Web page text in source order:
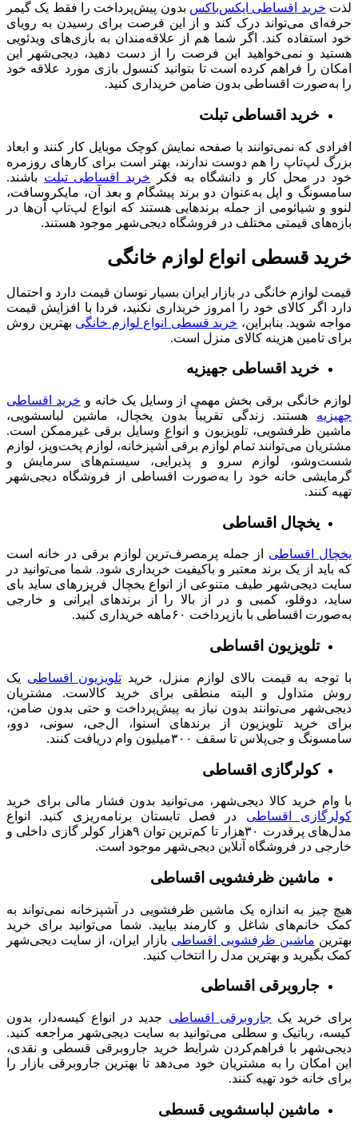
لذت خرید اقساطی ایکس‌باکس بدون پیش‌پرداخت را فقط یک گیمر
حرفه‌ای می‌تواند درک کند و از این فرصت برای رسیدن به رویای
خود استفاده کند. اگر شما هم از علاقه‌مندان به بازی‌های ویدئویی
هستید و نمی‌خواهید این فرصت را از دست دهید، دیجی‌شهر این
امکان را فراهم کرده است تا بتوانید کنسول بازی مورد علاقه خود
را به‌صورت اقساطی بدون ضامن خریداری کنید.
خرید اقساطی تبلت
افرادی که نمی‌توانند با صفحه نمایش کوچک موبایل کار کنند و ابعاد
بزرگ لپ‌تاپ را هم دوست ندارند، بهتر است برای کارهای روزمره
خود در محل کار و دانشگاه به فکر
خرید اقساطی تبلت باشند.
سامسونگ و اپل به‌عنوان دو برند پیشگام و بعد آن، مایکروسافت،
لنوو و شیائومی از جمله برندهایی هستند که انواع لپ‌تاپ آن‌ها در
بازه‌های قیمتی مختلف در فروشگاه دیجی‌شهر موجود هستند.
خرید قسطی انواع لوازم خانگی
قیمت لوازم خانگی در بازار ایران بسیار نوسان قیمت دارد و احتمال
دارد اگر کالای خود را امروز خریداری نکنید، فردا با افزایش قیمت
مواجه شوید. بنابراین، خرید قسطی انواع لوازم خانگی بهترین روش
برای تامین هزینه کالای منزل است.
خرید اقساطی جهیزیه
لوازم خانگی برقی بخش مهمی از وسایل یک خانه و خرید اقساطی
جهیزیه
هستند. زندگی تقریباً بدون یخچال، ماشین لباسشویی،
ماشین ظرفشویی، تلویزیون و انواع وسایل برقی غیرممکن است.
مشتریان می‌توانند تمام لوازم برقی آشپزخانه، لوازم پخت‌وپز، لوازم
شست‌وشو، لوازم سرو و پذیرایی، سیستم‌های سرمایش و
گرمایشی خانه خود را به‌صورت اقساطی از فروشگاه دیجی‌شهر
تهیه کنند.
یخچال اقساطی
یخچال اقساطی
از جمله پرمصرف‌ترین لوازم برقی در خانه است
که باید از یک برند معتبر و باکیفیت خریداری شود. شما می‌توانید در
سایت دیجی‌شهر طیف متنوعی از انواع یخچال‌ فریزرهای ساید بای
ساید، دوقلو، کمبی و در از بالا را از برندهای ایرانی و خارجی
به‌صورت اقساطی با بازپرداخت ۶۰ماهه خریداری کنید.
تلویزیون اقساطی
با توجه به قیمت بالای لوازم منزل، خرید تلویزیون اقساطی یک
روش متداول و البته منطقی برای خرید کالاست. مشتریان
دیجی‌شهر می‌توانند بدون نیاز به پیش‌پرداخت و حتی بدون ضامن،
برای خرید تلویزیون از برندهای اسنوا، ال‌جی، سونی، دوو،
سامسونگ و جی‌پلاس تا سقف ۳۰۰میلیون وام دریافت کنند.
کولرگازی اقساطی
با وام خرید کالا دیجی‌شهر، می‌توانید بدون فشار مالی برای خرید
کولرگازی اقساطی
در فصل تابستان برنامه‌ریزی کنید. انواع
مدل‌های پرقدرت ۳۰هزار تا کم‌ترین توان ۹هزار کولر گازی داخلی و
خارجی در فروشگاه آنلاین دیجی‌شهر موجود است.
ماشین ظرفشویی اقساطی
هیچ چیز به اندازه یک ماشین ظرفشویی در آشپزخانه نمی‌تواند به
کمک خانم‌های شاغل و کارمند بیایید. شما می‌توانید برای خرید
بهترین ماشین ظرفشویی اقساطی بازار ایران، از سایت دیجی‌شهر
کمک بگیرید و بهترین مدل را انتخاب کنید.
جاروبرقی اقساطی
برای خرید یک جاروبرقی‌ اقساطی جدید در انواع کیسه‌دار، بدون
کیسه، رباتیک و سطلی می‌توانید به سایت دیجی‌شهر مراجعه کنید.
دیجی‌شهر با فراهم‌کردن شرایط خرید جاروبرقی قسطی و نقدی،
این امکان را به مشتریان خود می‌دهد تا بهترین جاروبرقی بازار را
برای خانه خود تهیه کنند.
ماشین لباسشویی قسطی